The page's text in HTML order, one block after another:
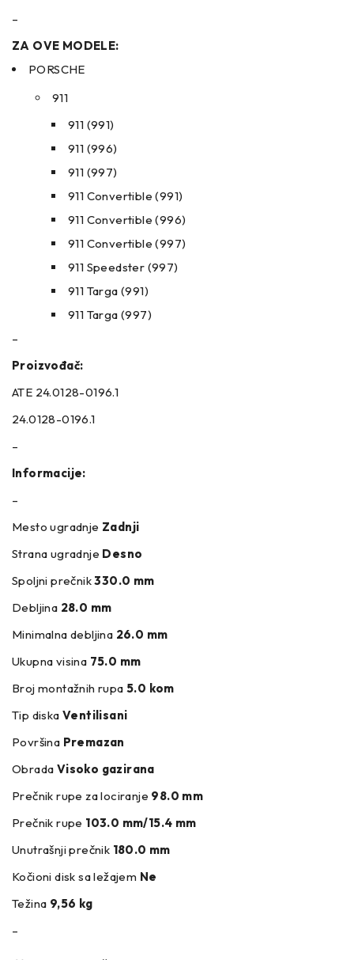
–
ZA OVE MODELE:
PORSCHE
911
911 (991)
911 (996)
911 (997)
911 Convertible (991)
911 Convertible (996)
911 Convertible (997)
911 Speedster (997)
911 Targa (991)
911 Targa (997)
–
Proizvođač:
ATE 24.0128-0196.1
24.0128-0196.1
–
Informacije:
–
Mesto ugradnje Zadnji
Strana ugradnje Desno
Spoljni prečnik330.0 mm
Debljina 28.0 mm
Minimalna debljina 26.0 mm
Ukupna visina 75.0 mm
Broj montažnih rupa 5.0 kom
Tip diska Ventilisani
Površina Premazan
Obrada Visoko gazirana
Prečnik rupe za lociranje 98.0 mm
Prečnik rupe 103.0 mm/15.4 mm
Unutrašnji prečnik 180.0 mm
Kočioni disk sa ležajem Ne
Težina 9,56 kg
–